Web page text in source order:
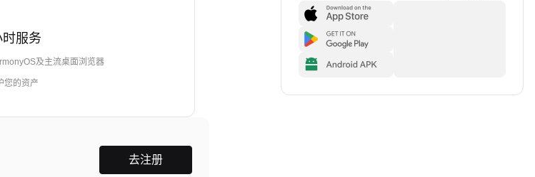
服务
及主流桌面浏览器
您的资产
去注册